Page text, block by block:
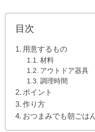
目次
用意するもの
材料
アウトドア器具
調理時間
ポイント
作り方
おつまみでも朝ごは